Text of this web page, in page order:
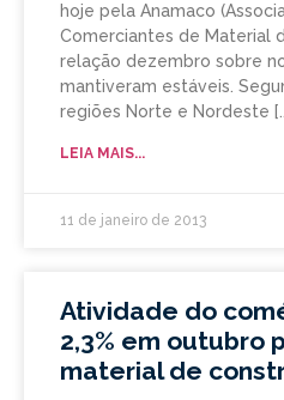
hoje pela Anamaco
Comerciantes de Material
relação dezembro sobre
mantiveram estáveis.
regiões Norte e Nordeste
LEIA MAIS...
11 de janeiro de 2013
Atividade do
2,3% em outubro
material de